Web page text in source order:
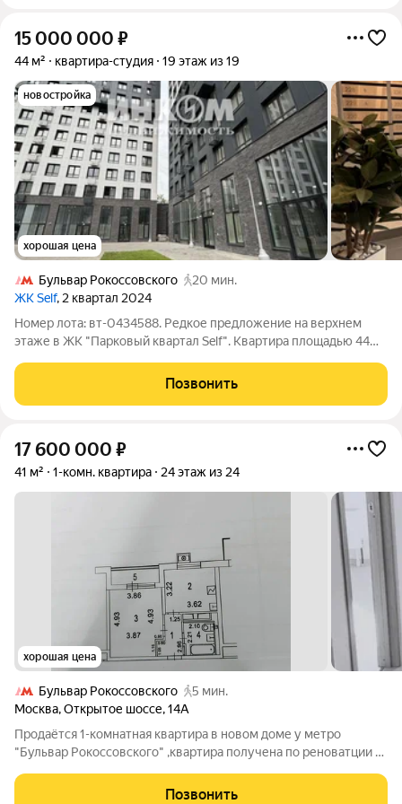
15 000 000 ₽
44 м² квартира-студия 19 этаж из 19
новостройка
хорошая цена
Бульвар Рокоссовского
20 мин.
ЖК Self, 2 квартал 2024
Номер лота: вт-0434588. Редкое предложение на верхнем
этаже в ЖК "Парковый квартал Self". Квартира площадью 44
дизайна. Высота потолков в квартире 6,13 м, в ЖК всего
несколько квартир с
Позвонить
17 600 000 ₽
41 м² 1-комн. квартира 24 этаж из 24
хорошая цена
Бульвар Рокоссовского
5 мин.
Москва,Открытое шоссе,14А
Продаётся 1-комнатная квартира в новом доме у метро
"Бульвар Рокоссовского" ,квартира получена по реноватции в
в собственности 14 лет, собственник один не браке, жилье не
Позвонить